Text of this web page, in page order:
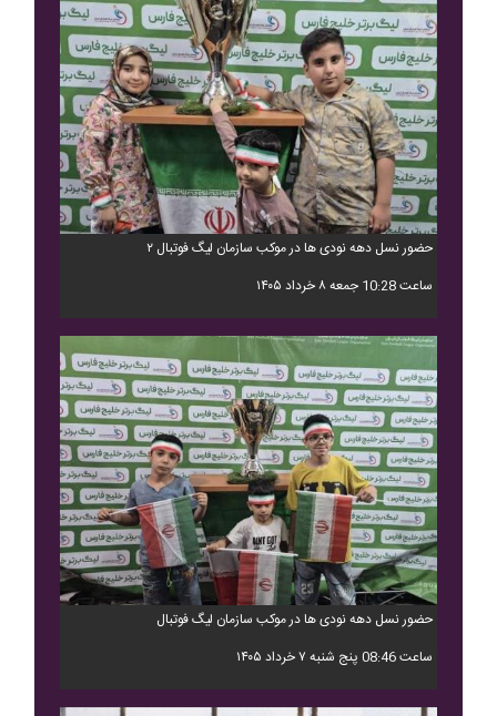
حضور نسل دهه نودی ها در موکب سازمان لیگ فوتبال ۲
ساعت 10:28 جمعه ۸ خرداد ۱۴۰۵
حضور نسل دهه نودی ها در موکب سازمان لیگ فوتبال
ساعت 08:46 پنج شنبه ۷ خرداد ۱۴۰۵